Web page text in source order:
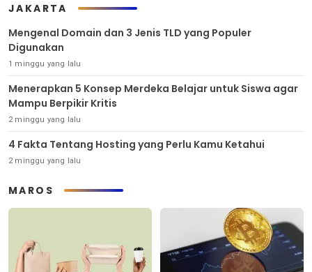
JAKARTA
Mengenal Domain dan 3 Jenis TLD yang Populer
Digunakan
1 minggu yang lalu
Menerapkan 5 Konsep Merdeka Belajar untuk Siswa agar
Mampu Berpikir Kritis
2 minggu yang lalu
4 Fakta Tentang Hosting yang Perlu Kamu Ketahui
2 minggu yang lalu
MAROS